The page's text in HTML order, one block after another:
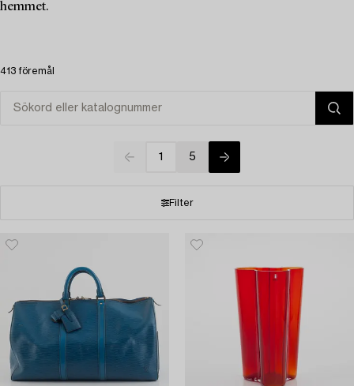
hemmet.
413 föremål
1 5
Filter